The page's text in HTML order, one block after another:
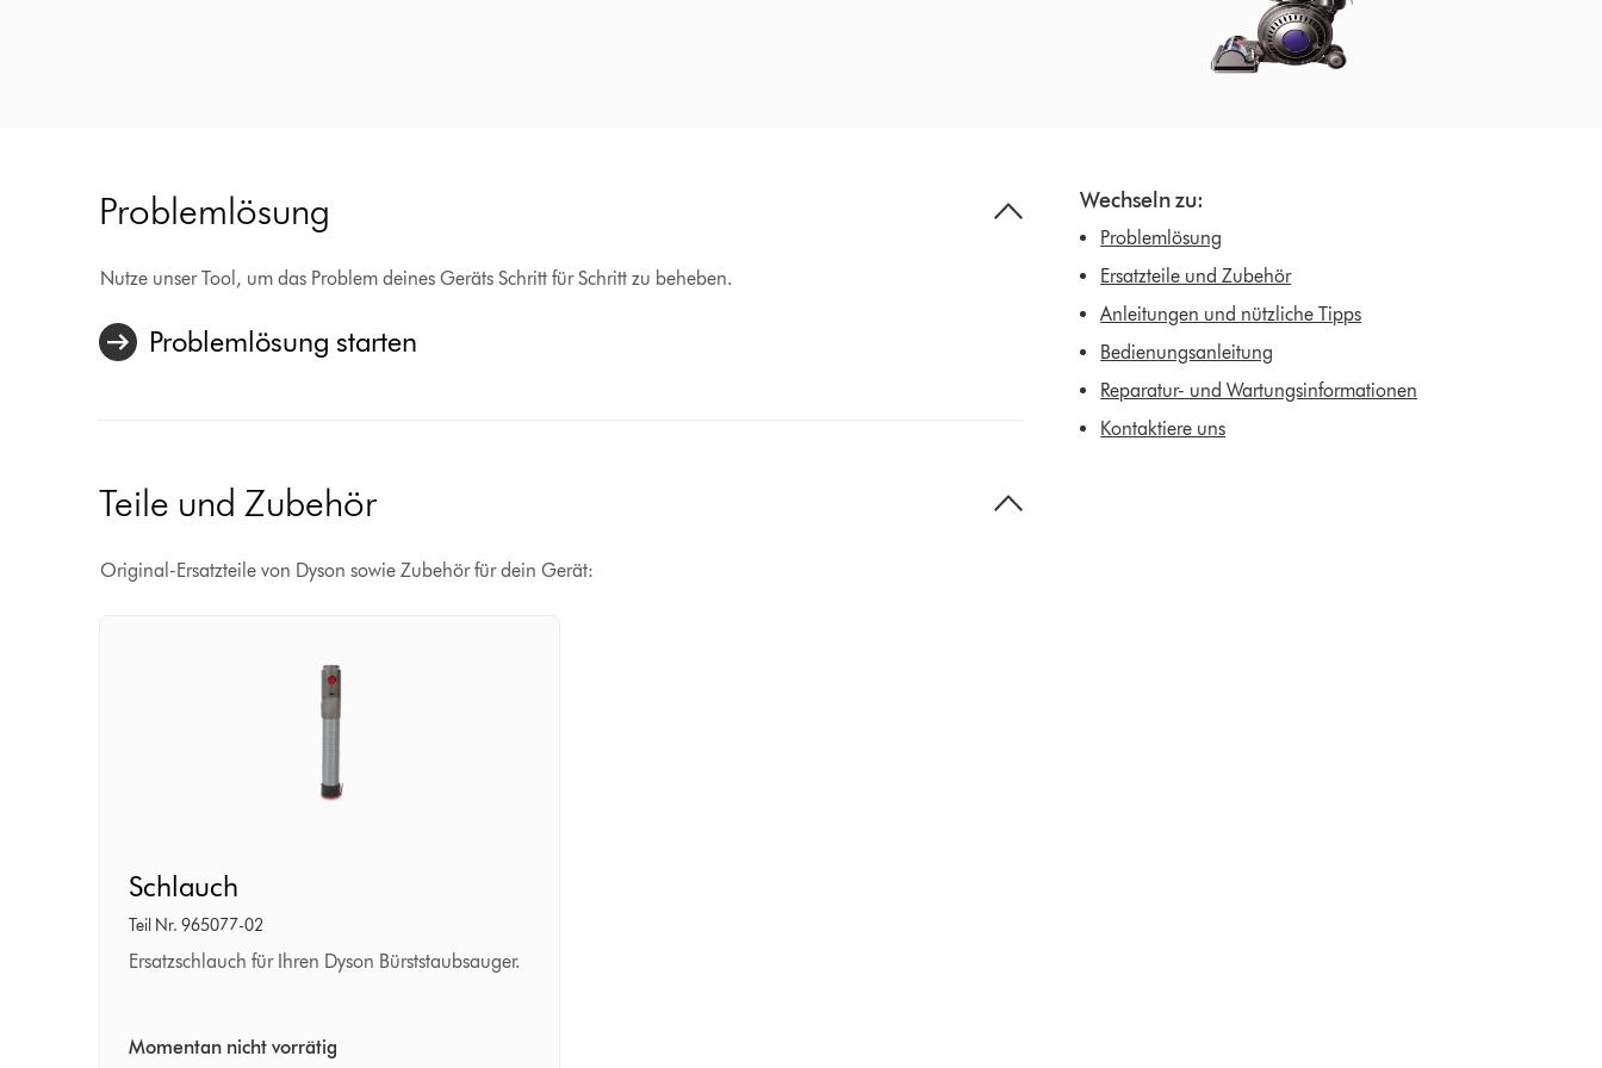
Wechseln zu:
Problemlösung
Ersatzteile und Zubehör
Anleitungen und nützliche Tipps
Bedienungsanleitung
Reparatur- und Wartungsinformationen
Kontaktiere uns
Problemlösung
Nutze unser Tool, um das Problem deines Geräts Schritt für Schritt zu beheben.
Problemlösung starten
Teile und Zubehör
Original-Ersatzteile von Dyson sowie Zubehör für dein Gerät:
Schlauch
Teil Nr. 965077-02
Ersatzschlauch für Ihren Dyson Bürststaubsauger.
Momentan nicht vorrätig